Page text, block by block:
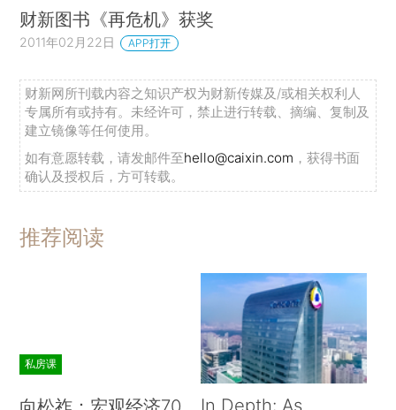
财新图书《再危机》获奖
2011年02月22日 APP打开
财新网所刊载内容之知识产权为财新传媒及/或相关权利人
专属所有或持有。未经许可，禁止进行转载、摘编、复制及
建立镜像等任何使用。
如有意愿转载，请发邮件至hello@caixin.com ，获得书面
确认及授权后，方可转载。
推荐阅读
私房课
In Depth: As